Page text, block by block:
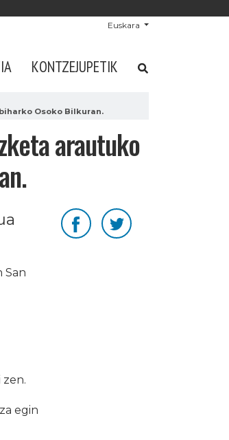
Euskara
KONTZEJUPETIK
Osoko Bilkuran.
arautuko
San
egin